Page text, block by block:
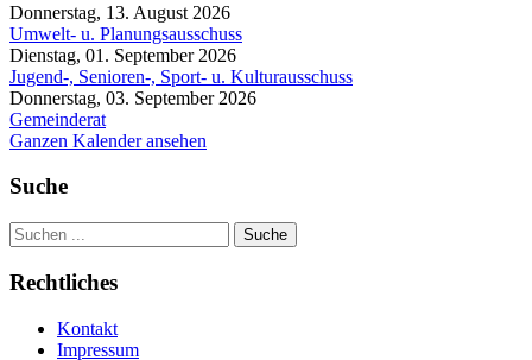
Donnerstag, 13. August 2026
Umwelt- u. Planungsausschuss
Dienstag, 01. September 2026
Jugend-, Senioren-, Sport- u. Kulturausschuss
Donnerstag, 03. September 2026
Gemeinderat
Ganzen Kalender ansehen
Suche
Suche
Rechtliches
Kontakt
Impressum